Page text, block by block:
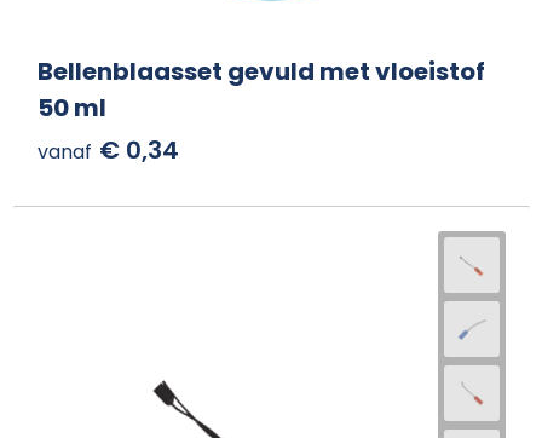
Bellenblaasset gevuld met vloeistof
50 ml
vanaf € 0,34